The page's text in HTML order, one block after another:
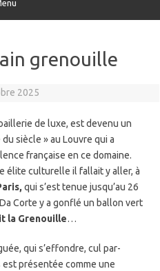
grenouille
2025
de luxe, est devenu un
siècle » au Louvre qui a
française en ce domaine.
élite culturelle il fallait y aller, à
qui s’est tenue jusqu’au 26
Corte y a gonflé un ballon vert
la Grenouille…
qui s’effondre, cul par-
présentée comme une